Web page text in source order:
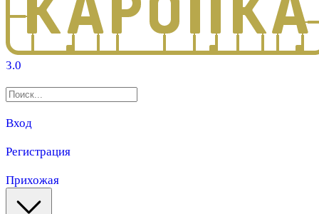
3.0
Вход
Регистрация
Прихожая